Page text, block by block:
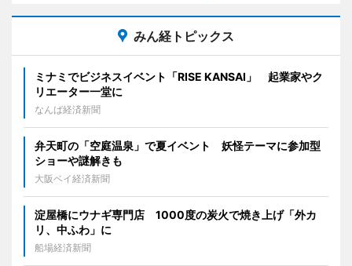
みん経トピックス
ミナミでビジネスイベント「RISE KANSAI」 起業家やク
リエーター一堂に
なんば経済新聞
弁天町の「空庭温泉」で夏イベント 妖怪テーマに参加型
ショーや謎解きも
大阪ベイ経済新聞
淀屋橋にウナギ専門店 1000度の炭火で焼き上げ「外カ
リ、中ふわ」に
船場経済新聞